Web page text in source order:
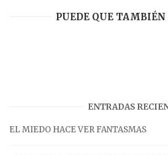
PUEDE QUE
ENTRADAS
EL MIEDO HACE VER FANTASMAS